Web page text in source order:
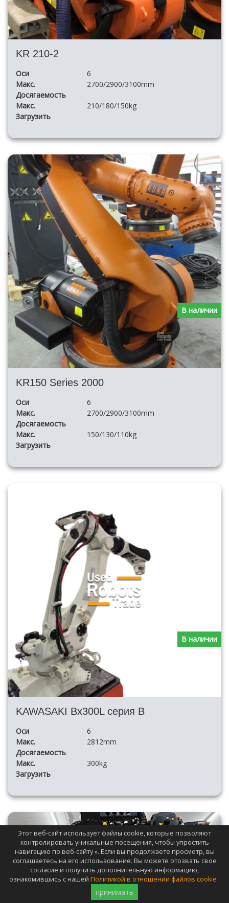
KR 210-2
Оси
6
Макс.
Досягаемость
2700/2900/3100mm
Макс.
Загрузить
210/180/150kg
KR150 Series 2000
Оси
6
Макс.
Досягаемость
2700/2900/3100mm
Макс.
Загрузить
150/130/110kg
В наличии
KAWASAKI Bx300L серия B
Оси
6
Макс.
Досягаемость
2812mm
Макс.
Загрузить
300kg
В наличии
Этот веб-сайт использует файлы cookie, которые позволяют
контролировать уникальные посещения, чтобы упростить
навигацию по веб-сайту ». Если вы продолжаете просмотр, вы
соглашаетесь на его использование. Вы можете отозвать свое
согласие и получить дополнительную информацию,
ознакомившись с нашей Политикой в отношении файлов cookie .
принимать